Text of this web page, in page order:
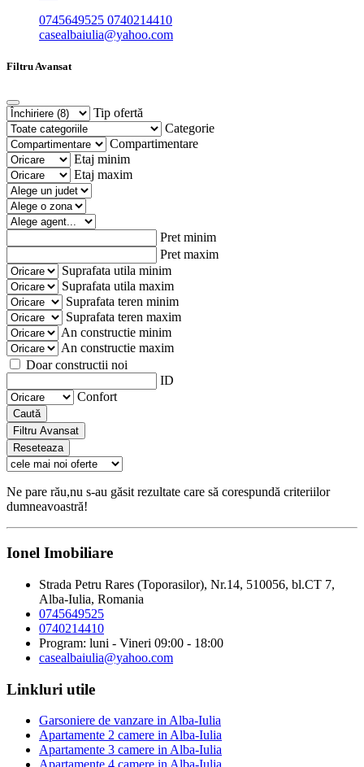
0745649525 0740214410
casealbaiulia@yahoo.com
Filtru Avansat
Tip ofertă
Categorie
Compartimentare
Etaj minim
Etaj maxim
Pret minim
Pret maxim
Suprafata utila minim
Suprafata utila maxim
Suprafata teren minim
Suprafata teren maxim
An constructie minim
An constructie maxim
Doar constructii noi
ID
Confort
Caută
Filtru Avansat
Reseteaza
Ne pare rău,nu s-au găsit rezultate care să corespundă criteriilor
dumneavoastră!
Ionel Imobiliare
Strada Petru Rares (Toporasilor), Nr.14, 510056, bl.CT 7,
Alba-Iulia, Romania
0745649525
0740214410
Program: luni - Vineri 09:00 - 18:00
casealbaiulia@yahoo.com
Linkluri utile
Garsoniere de vanzare in Alba-Iulia
Apartamente 2 camere in Alba-Iulia
Apartamente 3 camere in Alba-Iulia